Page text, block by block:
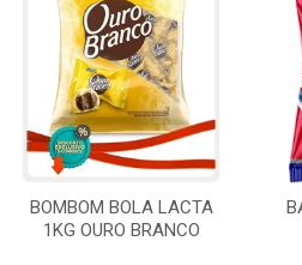
BOMBOM BOLA LACTA
1KG OURO BRANCO